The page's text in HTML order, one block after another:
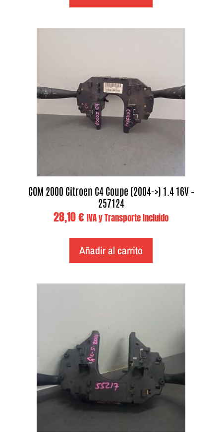
COM 2000 Citroen C4 Coupe (2004->) 1.4 16V –
257124
28,10€ IVA y Transporte Incluido
Añadir al carrito